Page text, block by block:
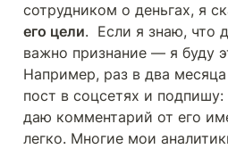
сотрудником о деньгах, я
его цели.  Если я знаю, что
важно признание — я буду
Например, раз в два
пост в соцсетях и
даю комментарий от его
легко. Многие мои